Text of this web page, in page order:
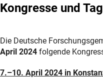
Kongresse und
Die Deutsche
April 2024 folgende
7.–10. April 2024 in